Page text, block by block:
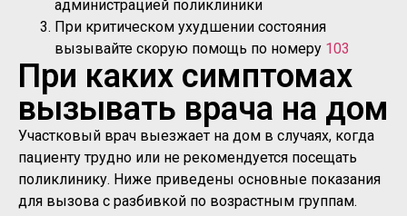
администрацией поликлиники
При критическом ухудшении состояния
вызывайте скорую помощь по номеру 103
При каких симптомах
вызывать врача на дом
Участковый врач выезжает на дом в случаях, когда
пациенту трудно или не рекомендуется посещать
поликлинику. Ниже приведены основные показания
для вызова с разбивкой по возрастным группам.